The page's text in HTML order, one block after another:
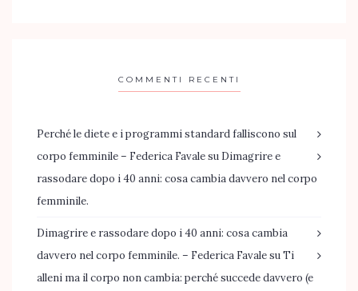
COMMENTI RECENTI
Perché le diete e i programmi standard falliscono sul
corpo femminile – Federica Favalesu Dimagrire e
rassodare dopo i 40 anni: cosa cambia davvero nel corpo
femminile.
Dimagrire e rassodare dopo i 40 anni: cosa cambia
davvero nel corpo femminile. – Federica FavalesuTi
alleni ma il corpo non cambia: perché succede davvero (e